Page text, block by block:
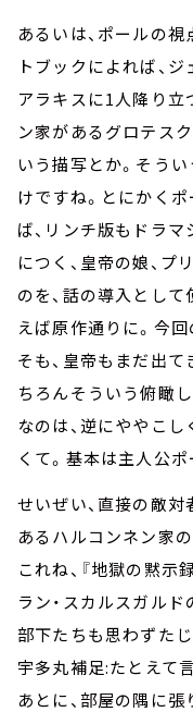
あるいは、ポールの
トブックによれば、
アラキスに1人降り立
ン家があるグロテス
いう描写とか。そう
けですね。とにかく
ば、リンチ版もドラ
につく、皇帝の娘、プ
のを、話の導入とし
えば原作通りに。今
そも、皇帝もまだ出て
ちろんそういう俯瞰
なのは、逆にややこ
くて。基本は主人公
せいぜい、直接の敵
あるハルコンネン家の
これね、『地獄の黙示
ラン・スカルスガルド
部下たちも思わずた
宇多丸補足:たとえて
あとに、部屋の隅に